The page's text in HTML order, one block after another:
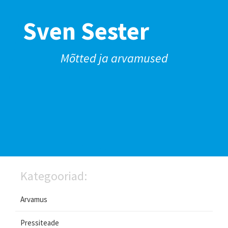
Sven Sester
Mõtted ja arvamused
Kategooriad:
Arvamus
Pressiteade